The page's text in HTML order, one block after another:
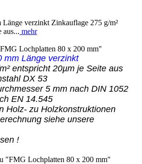
verzinkt Zinkauflage 275 g/m²
aus... mehr
Lochplatten 80 x 200 mm"
mm Länge verzinkt
entspricht 20µm je Seite aus
DX 53
5 mm nach DIN 1052
EN 14.545
Holz- zu Holzkonstruktionen
siehe unsere
!
"FMG Lochplatten 80 x 200 mm"